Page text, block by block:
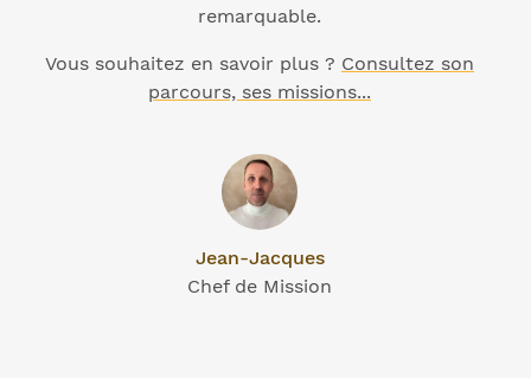
remarquable.
Vous souhaitez en savoir plus ? Consultez son
parcours, ses missions...
Jean-Jacques
Chef de Mission